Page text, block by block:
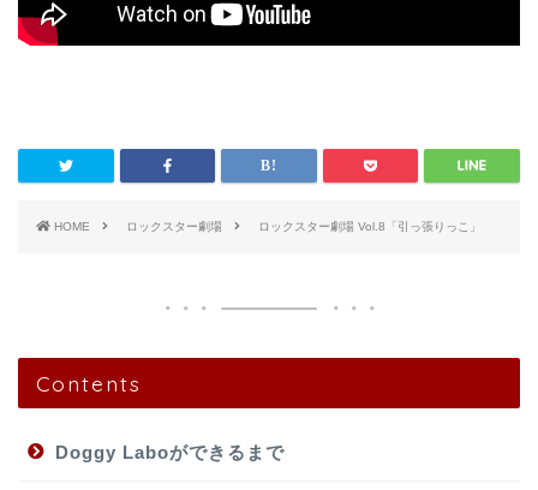
HOME ロックスター劇場 ロックスター劇場 Vol.8「引っ張りっこ」
Contents
Doggy Laboができるまで